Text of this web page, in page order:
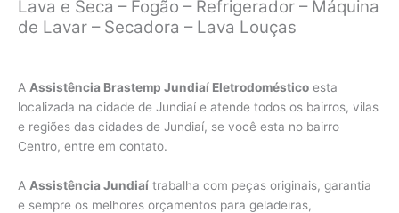
Lava e Seca – Fogão – Refrigerador – Máquina
de Lavar – Secadora – Lava Louças
A Assistência Brastemp Jundiaí Eletrodoméstico esta
localizada na cidade de Jundiaí e atende todos os bairros, vilas
e regiões das cidades de Jundiaí, se você esta no bairro
Centro, entre em contato.
A Assistência Jundiaí trabalha com peças originais, garantia
e sempre os melhores orçamentos para geladeiras,